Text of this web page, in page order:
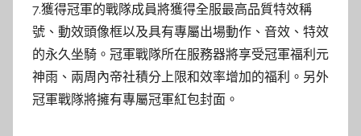
7.獲得冠軍的戰隊成員將獲得全服最高品質特效稱
號、動效頭像框以及具有專屬出場動作、音效、特效
的永久坐騎。冠軍戰隊所在服務器將享受冠軍福利元
神雨、兩周內帝社積分上限和效率增加的福利。另外
冠軍戰隊將擁有專屬冠軍紅包封面。